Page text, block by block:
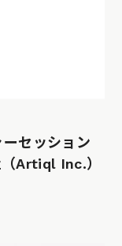
ーセッション
Artiql Inc.）